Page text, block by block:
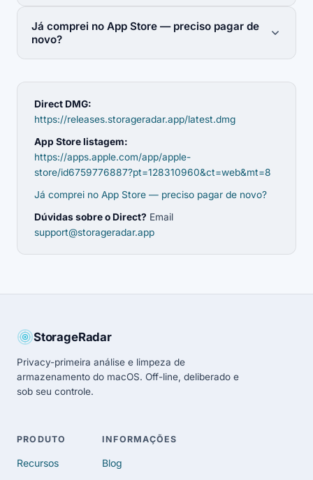
ative em Preferências → Licença.
reembolso total pelo Gumroad.
Já comprei no App Store — preciso pagar de
novo?
versão Direct gratuitamente. Consulte a página de
crossgrade para saber mais.
Direct DMG:
https://releases.storageradar.app/latest.dmg
App Store listagem:
https://apps.apple.com/app/apple-
store/id6759776887?pt=128310960&ct=web&mt=8
Já comprei no App Store — preciso pagar de novo?
Dúvidas sobre o Direct? Email
support@storageradar.app
StorageRadar
Privacy-primeira análise e limpeza de
armazenamento do macOS. Off-line, deliberado e
sob seu controle.
PRODUTO
Recursos
INFORMAÇÕES
Blog